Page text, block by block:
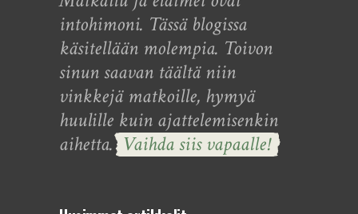
intohimoni. Tässä blogissa
käsitellään molempia. Toivon
sinun saavan täältä niin
vinkkejä matkoille, hymyä
huulille kuin ajattelemisenkin
aihetta. Vaihda siis vapaalle!